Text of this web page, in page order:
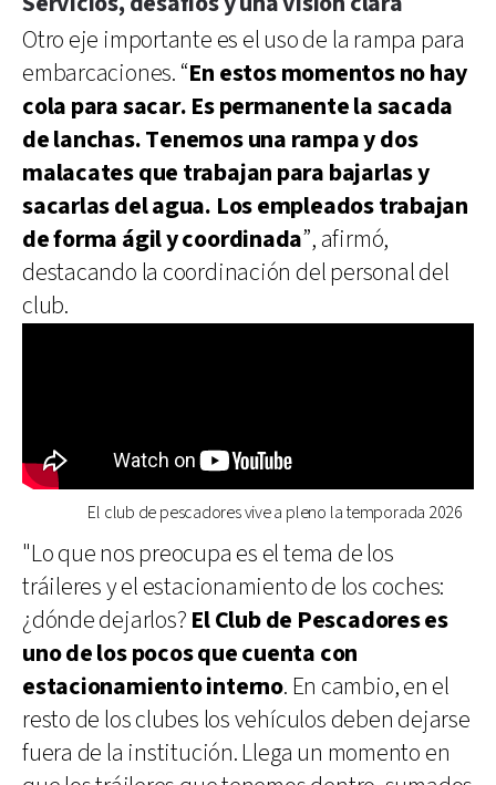
Otro eje importante es el uso de la rampa para
embarcaciones. “En estos momentos no hay
cola para sacar. Es permanente la sacada
de lanchas. Tenemos una rampa y dos
malacates que trabajan para bajarlas y
sacarlas del agua. Los empleados trabajan
de forma ágil y coordinada”, afirmó,
destacando la coordinación del personal del
club.
El club de pescadores vive a pleno la temporada 2026
"Lo que nos preocupa es el tema de los
tráileres y el estacionamiento de los coches:
¿dónde dejarlos? El Club de Pescadores es
uno de los pocos que cuenta con
estacionamiento interno. En cambio, en el
resto de los clubes los vehículos deben dejarse
fuera de la institución. Llega un momento en